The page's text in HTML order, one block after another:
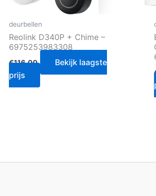
deurbellen
Reolink D340P + Chime –
6975253983308
€116.00
Bekijk laagste
prijs